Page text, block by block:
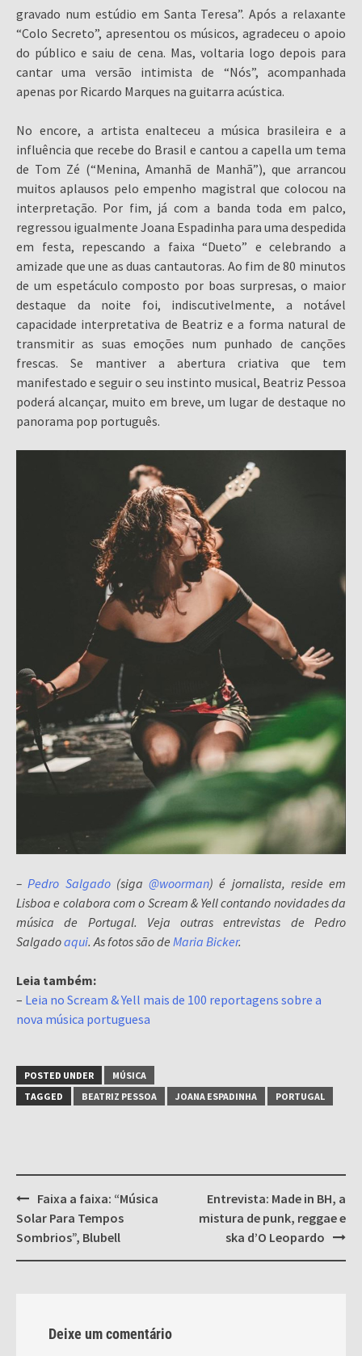
gravado num estúdio em Santa Teresa”. Após a relaxante
“Colo Secreto”, apresentou os músicos, agradeceu o apoio
do público e saiu de cena. Mas, voltaria logo depois para
cantar uma versão intimista de “Nós”, acompanhada
apenas por Ricardo Marques na guitarra acústica.
No encore, a artista enalteceu a música brasileira e a
influência que recebe do Brasil e cantou a capella um tema
de Tom Zé (“Menina, Amanhã de Manhã”), que arrancou
muitos aplausos pelo empenho magistral que colocou na
interpretação. Por fim, já com a banda toda em palco,
regressou igualmente Joana Espadinha para uma despedida
em festa, repescando a faixa “Dueto” e celebrando a
amizade que une as duas cantautoras. Ao fim de 80 minutos
de um espetáculo composto por boas surpresas, o maior
destaque da noite foi, indiscutivelmente, a notável
capacidade interpretativa de Beatriz e a forma natural de
transmitir as suas emoções num punhado de canções
frescas. Se mantiver a abertura criativa que tem
manifestado e seguir o seu instinto musical, Beatriz Pessoa
poderá alcançar, muito em breve, um lugar de destaque no
panorama pop português.
–Pedro Salgado(siga @woorman) é jornalista, reside em
Lisboa e colabora com o Scream & Yell contando novidades da
música de Portugal. Veja outras entrevistas de Pedro
Salgadoaqui. As fotos são de Maria Bicker.
Leia também:
– Leia no Scream & Yell mais de 100 reportagens sobre a
nova música portuguesa
POSTED UNDER
MÚSICA
TAGGED
BEATRIZ PESSOA JOANA ESPADINHA PORTUGAL
Post
navigation
Faixa a faixa: “Música
Solar Para Tempos
Sombrios”, Blubell
Entrevista: Made in BH, a
mistura de punk, reggae e
ska d’O Leopardo
Deixe um comentário